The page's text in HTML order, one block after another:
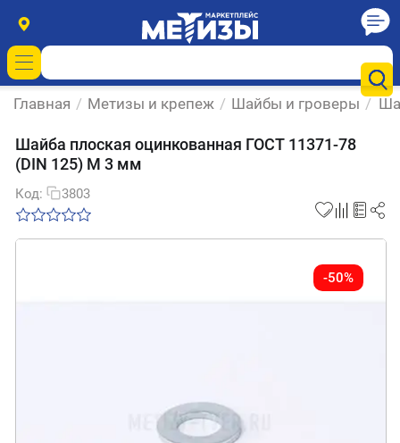
Главная / Метизы и крепеж / Шайбы и гроверы /
Шайба плоская оцинкованная ГОСТ 11371-78
(DIN 125) М 3 мм
Код: 3803
-50%